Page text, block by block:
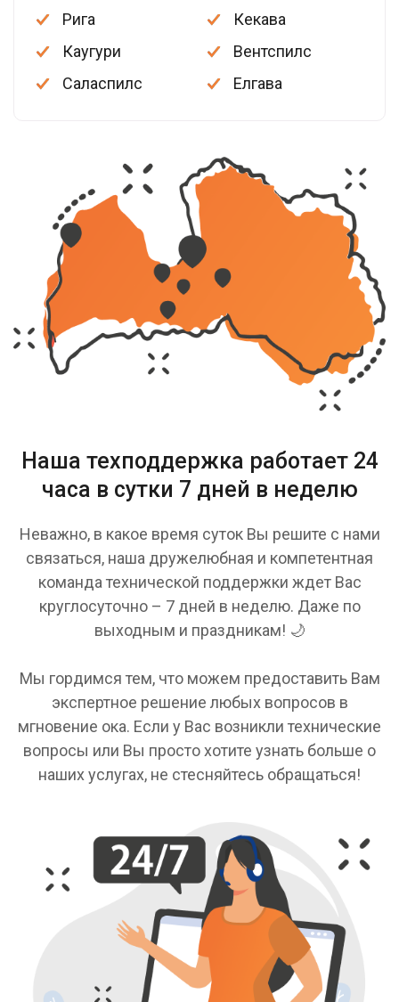
Рига
Каугури
Саласпилс
Кекава
Вентспилс
Елгава
Наша техподдержка работает24
часа в сутки 7 дней в неделю
Неважно, в какое время суток Вы решите с нами
связаться, наша дружелюбная и компетентная
команда технической поддержки ждет Вас
круглосуточно – 7 дней в неделю. Даже по
выходным и праздникам! 🌙
Мы гордимся тем, что можем предоставить Вам
экспертное решение любых вопросов в
мгновение ока. Если у Вас возникли технические
вопросы или Вы просто хотите узнать больше о
наших услугах, не стесняйтесь обращаться!